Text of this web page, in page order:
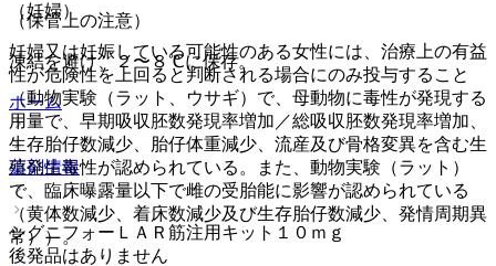
（保管上の注意）
凍結を避け、２〜８℃に保存。
ホーム
薬剤情報
シグニフォーＬＡＲ筋注用キット１０ｍｇ
後発品はありません
（妊婦）
妊婦又は妊娠している可能性のある女性には、治療上の有益
性が危険性を上回ると判断される場合にのみ投与すること
（動物実験（ラット、ウサギ）で、母動物に毒性が発現する
用量で、早期吸収胚数発現率増加／総吸収胚数発現率増加、
生存胎仔数減少、胎仔体重減少、流産及び骨格変異を含む生
殖発生毒性が認められている。また、動物実験（ラット）
で、臨床曝露量以下で雌の受胎能に影響が認められている
（黄体数減少、着床数減少及び生存胎仔数減少、発情周期異
常））。